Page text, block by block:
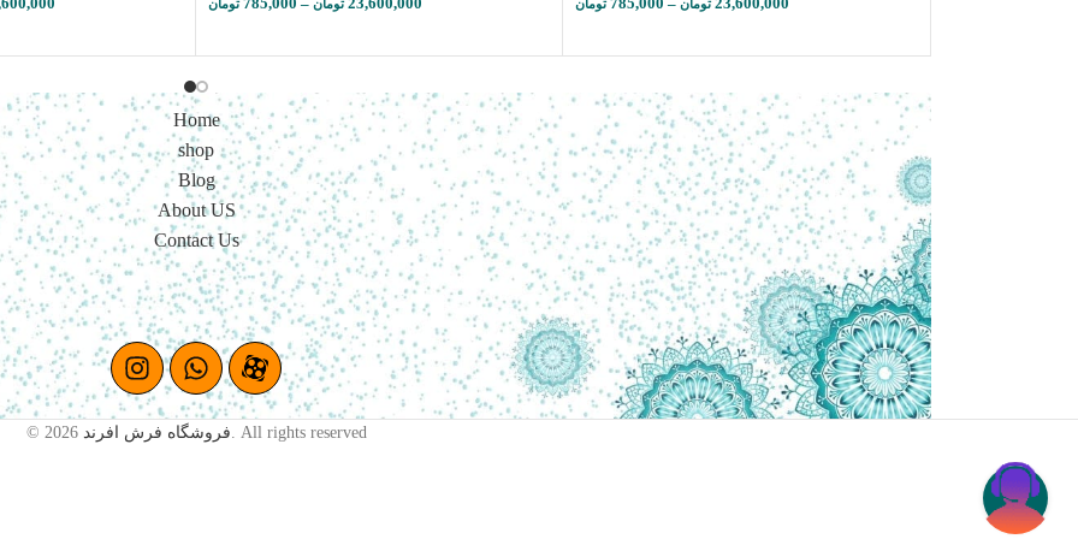
تومان تومان تومان تومان
Home
shop
Blog
About US
Contact Us
© 2026 فروشگاه فرش افرند. All rights reserved